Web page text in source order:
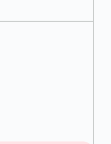
合，並具備多種開源工具，